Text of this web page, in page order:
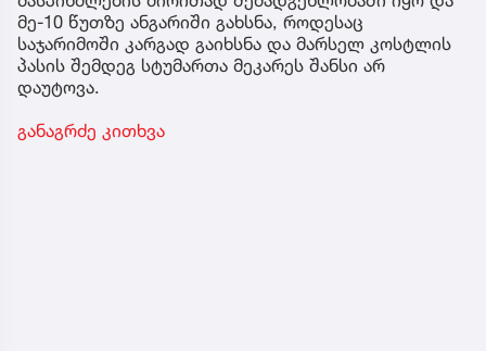
მე-10 წუთზე ანგარიში გახსნა, როდესაც
საჯარიმოში კარგად გაიხსნა და მარსელ კოსტლის
პასის შემდეგ სტუმართა მეკარეს შანსი არ
დაუტოვა.
განაგრძე კითხვა